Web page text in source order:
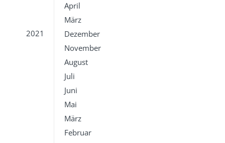
April
März
2021
Dezember
November
August
Juli
Juni
Mai
März
Februar